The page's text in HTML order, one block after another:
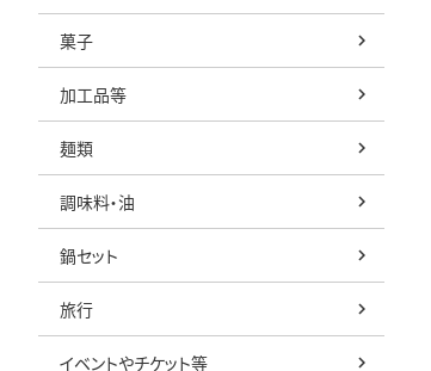
菓子
加工品等
麺類
調味料・油
鍋セット
旅行
イベントやチケット等